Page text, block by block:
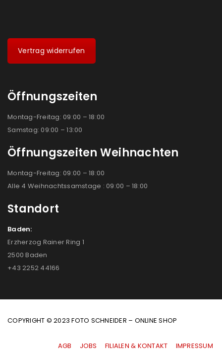
Vertrag widerrufen
Öffnungszeiten
Montag-Freitag: 09:00 – 18:00
Samstag: 09:00 – 13:00
Öffnungszeiten Weihnachten
Montag-Freitag: 09:00 – 18:00
Alle 4 Weihnachtssamstage : 09:00 – 18:00
Standort
Baden:
Erzherzog Rainer Ring 1
2500 Baden
+43 2252 44166
COPYRIGHT © 2023 FOTO SCHNEIDER – ONLINE SHOP
AGB JOBS FILIALEN & KONTAKT IMPRESSUM